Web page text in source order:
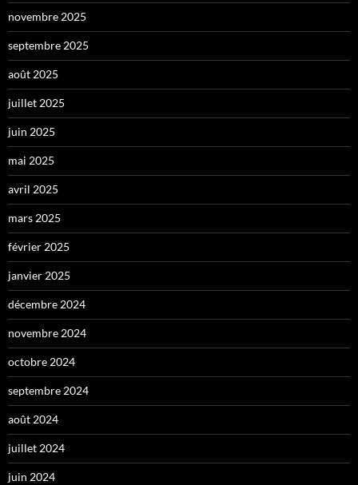
novembre 2025
septembre 2025
août 2025
juillet 2025
juin 2025
mai 2025
avril 2025
mars 2025
février 2025
janvier 2025
décembre 2024
novembre 2024
octobre 2024
septembre 2024
août 2024
juillet 2024
juin 2024